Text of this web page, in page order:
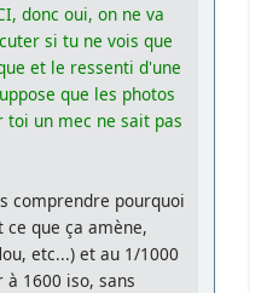
donc oui, on ne va
si tu ne vois que
et le ressenti d'une
que les photos
toi un mec ne sait pas
comprendre pourquoi
ce que ça amène,
etc...) et au 1/1000
1600 iso, sans